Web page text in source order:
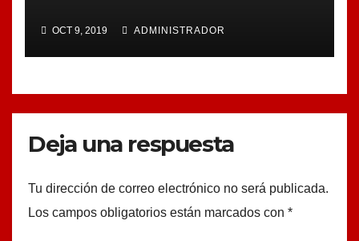
OCT 9, 2019 ADMINISTRADOR
Deja una respuesta
Tu dirección de correo electrónico no será publicada.
Los campos obligatorios están marcados con *